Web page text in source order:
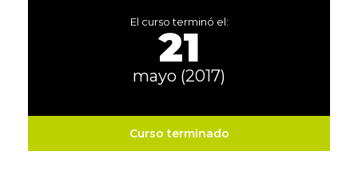
El curso terminó el:
21
mayo (2017)
Curso terminado